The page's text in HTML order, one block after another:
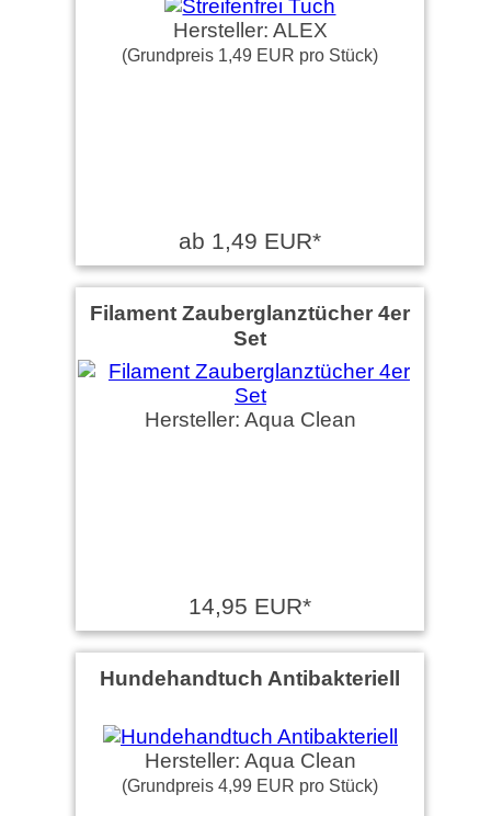
Hersteller: ALEX
(Grundpreis 1,49 EUR pro Stück)
ab 1,49 EUR*
Filament Zauberglanztücher 4er
Set
Hersteller: Aqua Clean
14,95 EUR*
Hundehandtuch Antibakteriell
Hersteller: Aqua Clean
(Grundpreis 4,99 EUR pro Stück)